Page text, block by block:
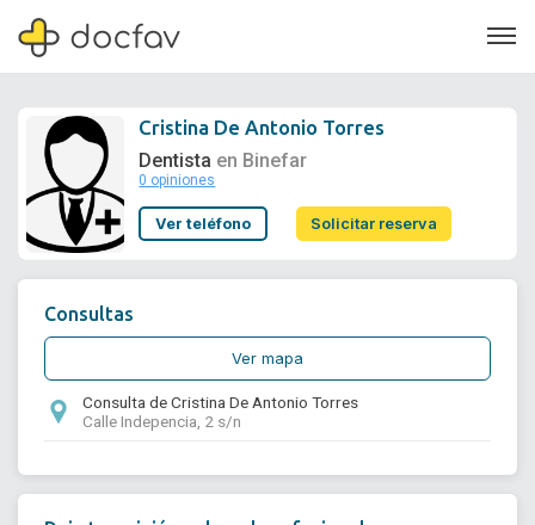
Soporte
Cristina De Antonio Torres
Dentista en Binefar
0 opiniones
Ver teléfono Solicitar reserva
Consultas
Ver mapa
Consulta de Cristina De Antonio Torres
Calle Indepencia, 2 s/n